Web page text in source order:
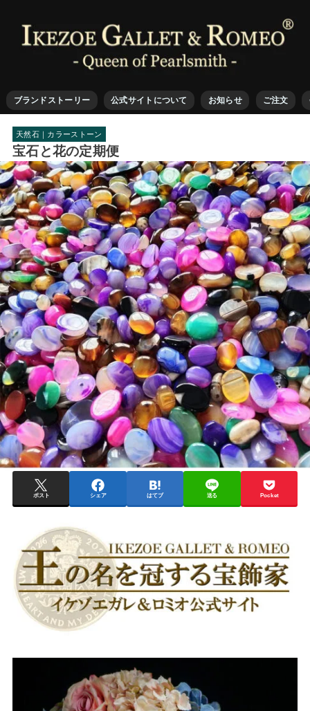
ブランドストーリー 公式サイトについて お知らせ ご注文
天然石｜カラーストーン
宝石と花の定期便
ポスト シェア はてブ 送る Pocket